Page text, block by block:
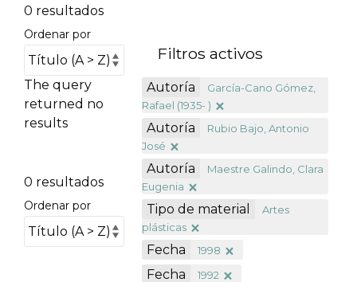
0 resultados
Ordenar por
The query
returned no
results
0 resultados
Ordenar por
Filtros activos
Autoría
García-Cano Gómez,
Rafael (1935- )
Autoría
Rubio Bajo, Antonio
José
Autoría
Maestre Galindo, Clara
Eugenia
Tipo de material
Artes
plásticas
Fecha 1998
Fecha 1992